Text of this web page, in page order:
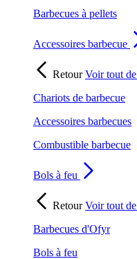
Barbecues à pellets
Accessoires barbecue
RetourVoir tout de
Chariots de barbecue
Accessoires barbecues
Combustible barbecue
Bols à feu
RetourVoir tout de
Barbecues d'Ofyr
Bols à feu